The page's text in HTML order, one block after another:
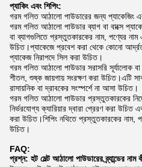
প্যাকিং এবং শিপিং:
গরম গলিত আঠালো পাউডারের জন্য প্যাকেজিং
গরম গলিত আঠালো পাউডার ব্যাগ বা বাক্সে
বা ব্যাগগুলিতে প্রস্তুতকারকের নাম, পণ্যের নাম
উচিত।প্যাকেজে প্রবেশ করা থেকে কোনো
প্যাকেজ নিরাপদে সিল করা উচিত।
গরম গলিত আঠালো পাউডার সরাসরি সূর্যালোক
শীতল, শুষ্ক জায়গায় সংরক্ষণ করা উচিত।এটি
রাসায়নিক বা দ্রাবকের সংস্পর্শে না আসা উচিত।
গরম গলিত আঠালো পাউডার প্রস্তুতকারকের
নির্ভরযোগ্য ক্যারিয়ার দ্বারা প্রেরণ করা উচিত
করা উচিত।শিপিং নথিতে প্রস্তুতকারকের নাম,
উচিত।
FAQ:
প্রশ্ন: হট মেল্ট আঠালো পাউডারের ব্র্যান্ডের নাম